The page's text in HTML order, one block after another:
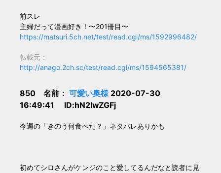
前スレ
主婦だって漫画好き！〜201冊目〜
https://matsuri.5ch.net/test/read.cgi/ms/1592996482/
転載元：
http://anago.2ch.sc/test/read.cgi/ms/1594565381/
850 名前： 可愛い奥様2020-07-30
16:49:41 ID:hN2IwZGFj
今週の「きのう何食べた？」ネタバレありかも
初めてシロさんがケンジのこと愛してるんだなと読者に見